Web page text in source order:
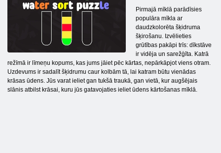
Pirmajā mīklā parādīsies
populāra mīkla ar
daudzkolorēta šķidruma
šķirošanu. Izvēlieties
grūtības pakāpi trīs: dīkstāve
ir vidēja un sarežģīta. Katrā
režīmā ir līmeņu kopums, kas jums jāiet pēc kārtas, nepārkāpjot viens otram.
Uzdevums ir sadalīt šķidrumu caur kolbām tā, lai katram būtu vienādas
krāsas ūdens. Jūs varat ieliet gan tukšā traukā, gan vietā, kur augšējais
slānis atbilst krāsai, kuru jūs gatavojaties ieliet ūdens kārtošanas mīklā.